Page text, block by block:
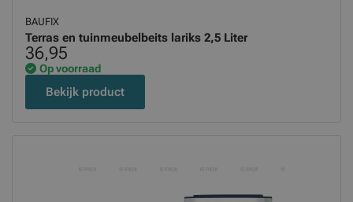
BAUFIX
Terras en tuinmeubelbeits lariks 2,5 Liter
36,95
Op voorraad
Bekijk product